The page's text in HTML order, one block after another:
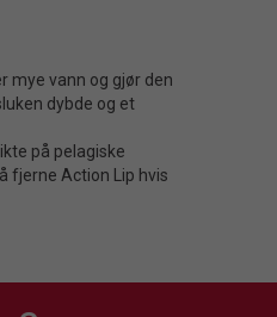
mye vann og gjør den
dybde og et
på pelagiske
fjerne Action Lip hvis